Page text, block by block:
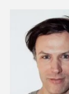
antropologie en
van de
vorming. Zijn
expertise is
wijsgerige
filosofie van de
vorming. Martijn
filosofie en